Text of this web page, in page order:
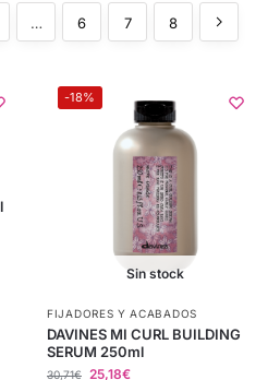
… 6 7 8
-18%
Sin stock
FIJADORES Y ACABADOS
DAVINES MI CURL BUILDING
SERUM 250ml
30,71€ 25,18€